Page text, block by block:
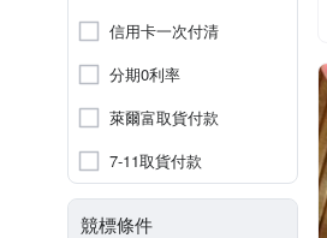
信用卡一次付清
分期0利率
萊爾富取貨付款
7-11取貨付款
競標條件